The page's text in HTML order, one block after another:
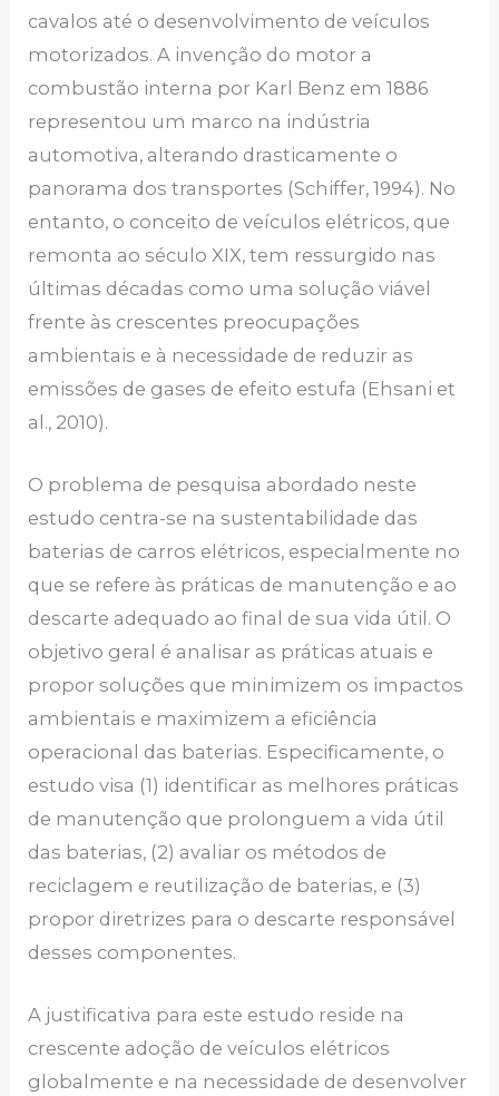
cavalos até o desenvolvimento de veículos
motorizados. A invenção do motor a
combustão interna por Karl Benz em 1886
representou um marco na indústria
automotiva, alterando drasticamente o
panorama dos transportes (Schiffer, 1994). No
entanto, o conceito de veículos elétricos, que
remonta ao século XIX, tem ressurgido nas
últimas décadas como uma solução viável
frente às crescentes preocupações
ambientais e à necessidade de reduzir as
emissões de gases de efeito estufa (Ehsani et
al., 2010).
O problema de pesquisa abordado neste
estudo centra-se na sustentabilidade das
baterias de carros elétricos, especialmente no
que se refere às práticas de manutenção e ao
descarte adequado ao final de sua vida útil. O
objetivo geral é analisar as práticas atuais e
propor soluções que minimizem os impactos
ambientais e maximizem a eficiência
operacional das baterias. Especificamente, o
estudo visa (1) identificar as melhores práticas
de manutenção que prolonguem a vida útil
das baterias, (2) avaliar os métodos de
reciclagem e reutilização de baterias, e (3)
propor diretrizes para o descarte responsável
desses componentes.
A justificativa para este estudo reside na
crescente adoção de veículos elétricos
globalmente e na necessidade de desenvolver